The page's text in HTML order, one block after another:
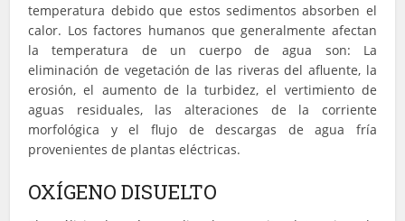
temperatura debido que estos sedimentos absorben el
calor. Los factores humanos que generalmente afectan
la temperatura de un cuerpo de agua son: La
eliminación de vegetación de las riveras del afluente, la
erosión, el aumento de la turbidez, el vertimiento de
aguas residuales, las alteraciones de la corriente
morfológica y el flujo de descargas de agua fría
provenientes de plantas eléctricas.
OXÍGENO DISUELTO